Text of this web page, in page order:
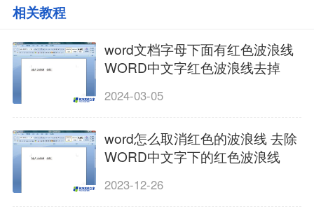
相关教程
word文档字母下面有红色波浪线
WORD中文字红色波浪线去掉
2024-03-05
word怎么取消红色的波浪线 去除
WORD中文字下的红色波浪线
2023-12-26